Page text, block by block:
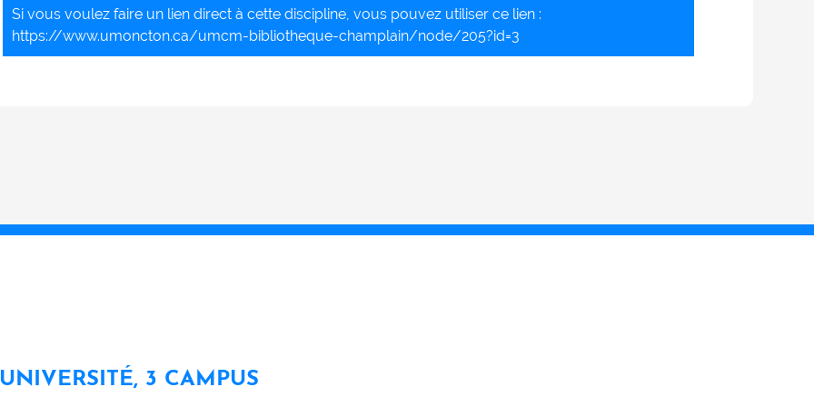
Si vous voulez faire un lien direct à cette discipline, vous pouvez utiliser ce lien :
https://www.umoncton.ca/umcm-bibliotheque-champlain/node/205?id=3
3 CAMPUS